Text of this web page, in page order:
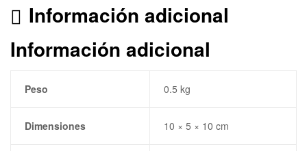
Información adicional
Información adicional
Peso 0.5 kg
Dimensiones 10 × 5 × 10 cm